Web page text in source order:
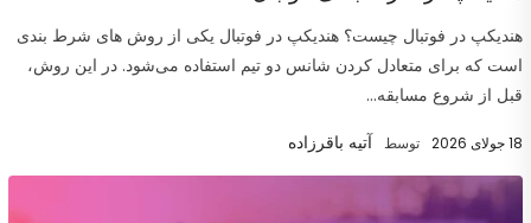
هندیکپ در فوتبال چیست؟ هندیکپ در فوتبال یکی از روش های شرط بندی
است که برای متعادل کردن شانس دو تیم استفاده می‌شود. در این روش،
قبل از شروع مسابقه...
18 جولای 2026 توسط آتیه باقرزاده